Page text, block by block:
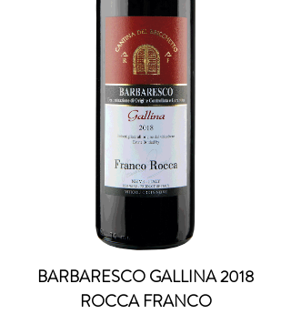
BARBARESCO GALLINA 2018
ROCCA FRANCO